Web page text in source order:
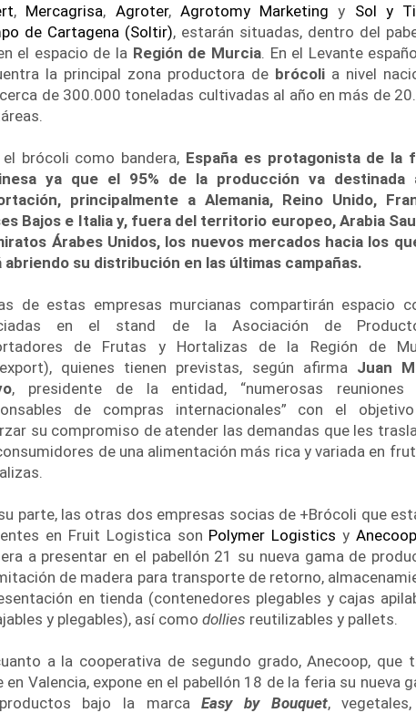
, Mercagrisa, Agroter, Agrotomy Marketing y Sol y
de Cartagena (Soltir), estarán situadas, dentro del
el espacio de la Región de Murcia. En el Levante
la principal zona productora de brócoli a nivel
de 300.000 toneladas cultivadas al año en más de
el brócoli como bandera, España es protagonista de la
ya que el 95% de la producción va destinada
principalmente a Alemania, Reino Unido,
Bajos e Italia y, fuera del territorio europeo, Arabia
Árabes Unidos, los nuevos mercados hacia los
abriendo su distribución en las últimas campañas.
de estas empresas murcianas compartirán espacio
en el stand de la Asociación de
de Frutas y Hortalizas de la Región de
quienes tienen previstas, según afirma Juan
, presidente de la entidad, “numerosas reuniones
de compras internacionales” con el
su compromiso de atender las demandas que les
de una alimentación más rica y variada en
parte, las otras dos empresas socias de +Brócoli que
en Fruit Logistica son Polymer Logistics yAnecoop
a presentar en el pabellón 21 su nueva gama de
de madera para transporte de retorno,
en tienda (contenedores plegables y cajas
y plegables), así como dollies reutilizables y pallets.
a la cooperativa de segundo grado, Anecoop, que
en Valencia, expone en el pabellón 18 de la feria su nueva
bajo la marcaEasy by Bouquet,